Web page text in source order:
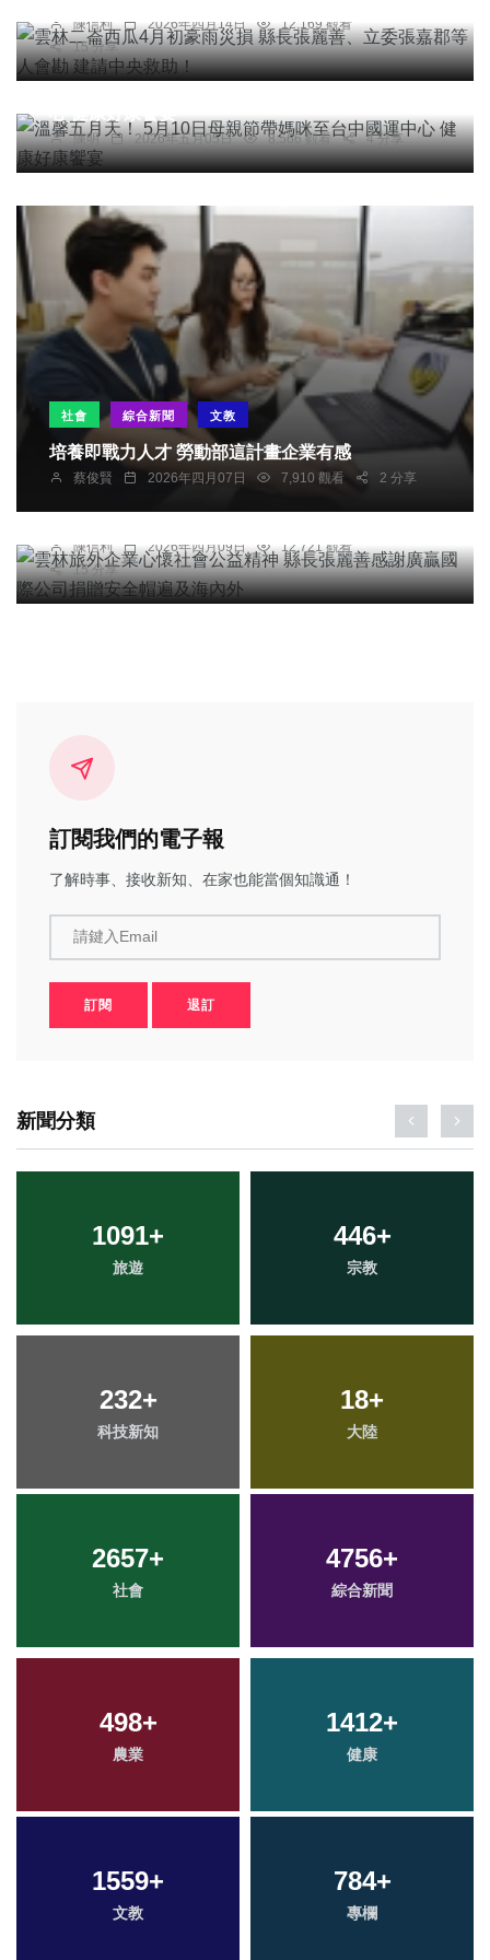
陳信利 2026年四月14日
12,169 觀看
15 分享
綜合新聞 健康 旅遊 科技新知
溫馨五月天！ 5月10日母親節帶媽咪至台中國運中
陳明 2026年五月05日 8,566 觀看 4 分享
社會 綜合新聞 文教
培養即戰力人才 勞動部這計畫企業有感
蔡俊賢 2026年四月07日 7,910 觀看 2 分享
綜合新聞
陳信利 2026年四月09日
12,721 觀看
15 分享
訂閱我們的電子報
了解時事、接收新知、在家也能當個知識通！
請鍵入Email
訂閱 退訂
新聞分類
1091+
旅遊
446+
宗教
232+
科技新知
18+
大陸
2657+
社會
4756+
綜合新聞
498+
農業
1412+
健康
1559+
文教
784+
專欄